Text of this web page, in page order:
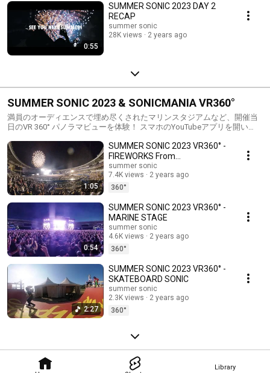
Library
0:55
SUMMER SONIC 2023 DAY 2
RECAP
summer sonic
28K views
2 years ago
SUMMER SONIC 2023 & SONICMANIA VR360°
満員のオーディエンスで埋め尽くされたマリンスタジアムなど、開催当
日のVR 360° パノラマビューを体験！ スマホのYouTubeアプリを開い
1:05
SUMMER SONIC 2023 VR360° -
FIREWORKS From
ZOZOMARINE STADIUM
summer sonic
7.4K views
2 years ago
360°
0:54
SUMMER SONIC 2023 VR360° -
MARINE STAGE
summer sonic
4.6K views
2 years ago
360°
2:27
SUMMER SONIC 2023 VR360° -
SKATEBOARD SONIC
summer sonic
2.3K views
2 years ago
360°